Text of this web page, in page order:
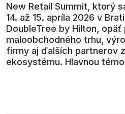
New Retail Summit, ktorý
14. až 15. apríla 2026 v
DoubleTree by Hilton,
maloobchodného trhu,
firmy aj ďalších partnerov
ekosystému. Hlavnou